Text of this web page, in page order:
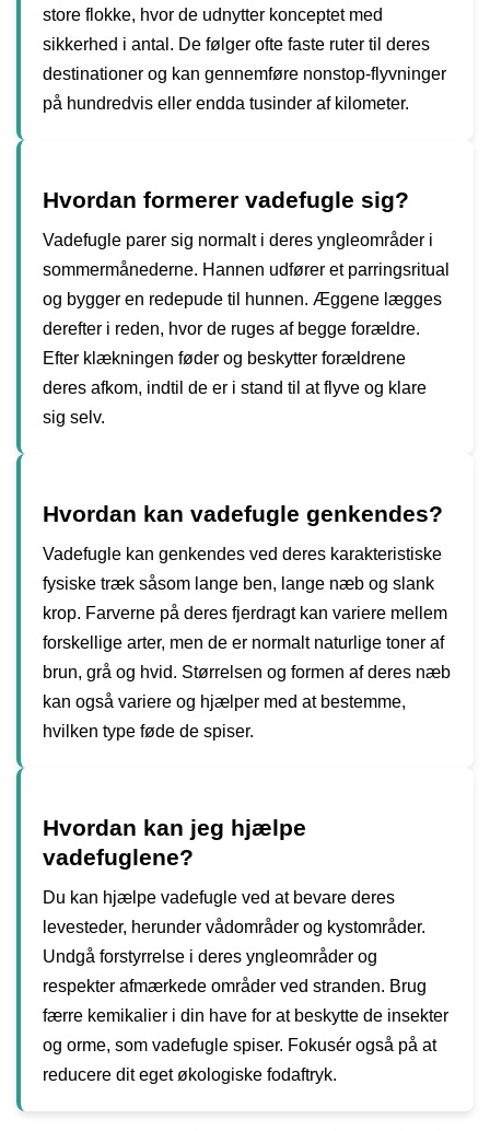
store flokke, hvor de udnytter konceptet med
sikkerhed i antal. De følger ofte faste ruter til deres
destinationer og kan gennemføre nonstop-flyvninger
på hundredvis eller endda tusinder af kilometer.
Hvordan formerer vadefugle sig?
Vadefugle parer sig normalt i deres yngleområder i
sommermånederne. Hannen udfører et parringsritual
og bygger en redepude til hunnen. Æggene lægges
derefter i reden, hvor de ruges af begge forældre.
Efter klækningen føder og beskytter forældrene
deres afkom, indtil de er i stand til at flyve og klare
sig selv.
Hvordan kan vadefugle genkendes?
Vadefugle kan genkendes ved deres karakteristiske
fysiske træk såsom lange ben, lange næb og slank
krop. Farverne på deres fjerdragt kan variere mellem
forskellige arter, men de er normalt naturlige toner af
brun, grå og hvid. Størrelsen og formen af deres næb
kan også variere og hjælper med at bestemme,
hvilken type føde de spiser.
Hvordan kan jeg hjælpe
vadefuglene?
Du kan hjælpe vadefugle ved at bevare deres
levesteder, herunder vådområder og kystområder.
Undgå forstyrrelse i deres yngleområder og
respekter afmærkede områder ved stranden. Brug
færre kemikalier i din have for at beskytte de insekter
og orme, som vadefugle spiser. Fokusér også på at
reducere dit eget økologiske fodaftryk.